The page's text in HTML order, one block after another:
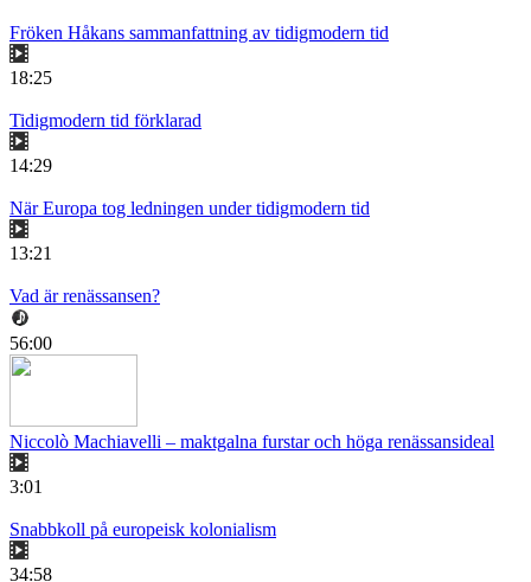
Fröken Håkans sammanfattning av tidigmodern tid
18:25
Tidigmodern tid förklarad
14:29
När Europa tog ledningen under tidigmodern tid
13:21
Vad är renässansen?
56:00
Niccolò Machiavelli – maktgalna furstar och höga renässansideal
3:01
Snabbkoll på europeisk kolonialism
34:58